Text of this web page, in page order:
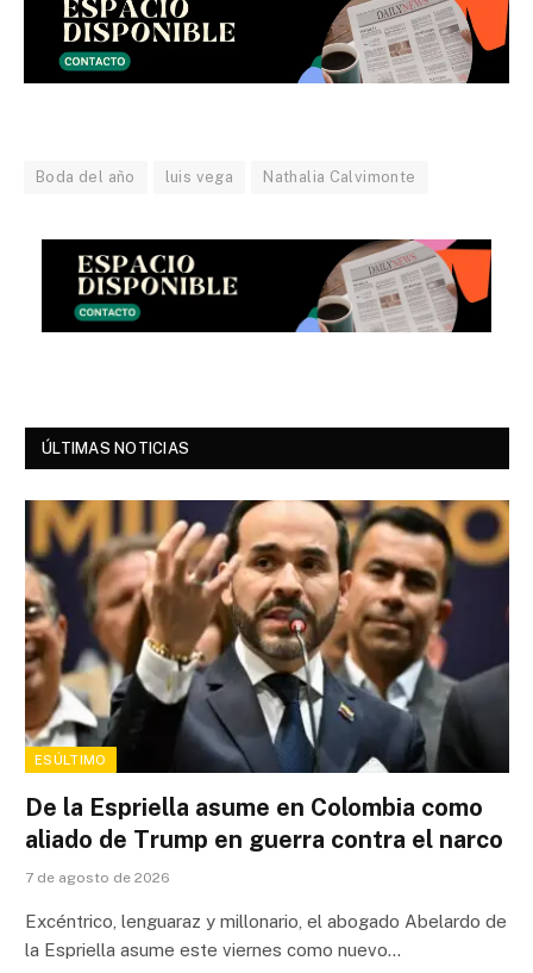
Boda del año luis vega Nathalia Calvimonte
ÚLTIMAS NOTICIAS
ESÚLTIMO
De la Espriella asume en Colombia como
aliado de Trump en guerra contra el narco
7 de agosto de 2026
Excéntrico, lenguaraz y millonario, el abogado Abelardo de
la Espriella asume este viernes como nuevo…